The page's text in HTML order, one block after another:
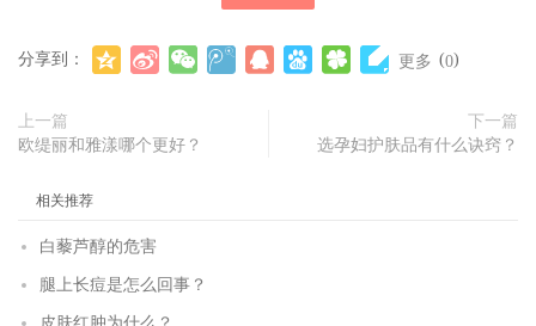
分享到： 更多 (0)
上一篇
欧缇丽和雅漾哪个更好？
下一篇
选孕妇护肤品有什么诀窍？
相关推荐
白藜芦醇的危害
腿上长痘是怎么回事？